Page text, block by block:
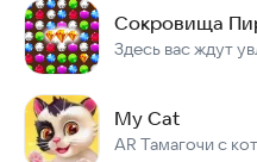
My Cat